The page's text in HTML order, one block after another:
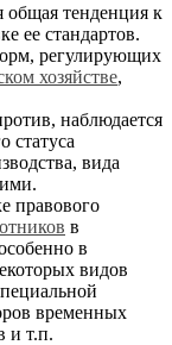
общая тенденция к
ее стандартов.
регулирующих
хозяйстве,
наблюдается
статуса
вида
правового
в
в
видов
временных
и т.п.